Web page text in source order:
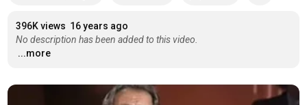
396K views 16 years ago
No description has been added to this video.
...more